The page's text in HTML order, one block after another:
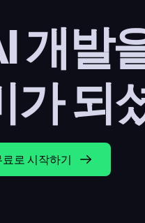
개발
가 되
료로 시작하기